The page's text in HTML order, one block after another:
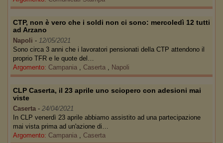
CTP, non è vero che i soldi non ci sono: mercoledì 12 tutti
ad Arzano
Napoli - 12/05/2021
Sono circa 3 anni che i lavoratori pensionati della CTP attendono il
proprio TFR e le quote del…
Argomento: Campania , Caserta , Napoli
CLP Caserta, il 23 aprile uno sciopero con adesioni mai
viste
Caserta - 24/04/2021
In CLP venerdì 23 aprile abbiamo assistito ad una partecipazione
mai vista prima ad un'azione di…
Argomento: Campania , Caserta